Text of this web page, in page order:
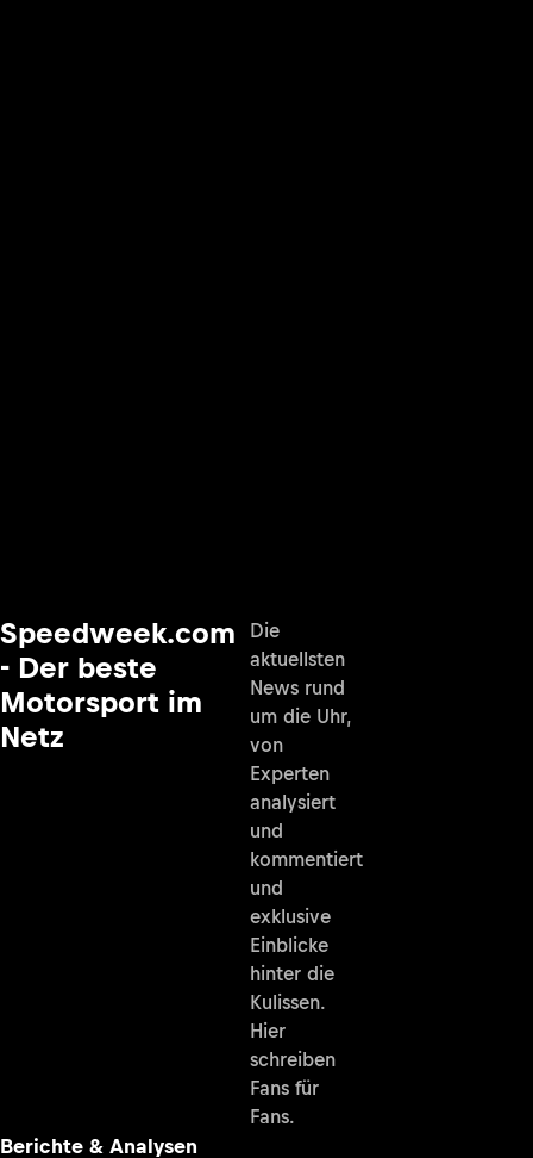
Speedweek.com
- Der beste
Motorsport im
Netz
Die
aktuellsten
News rund
um die Uhr,
von
Experten
analysiert
und
kommentiert
und
exklusive
Einblicke
hinter die
Kulissen.
Hier
schreiben
Fans für
Fans.
Berichte & Analysen